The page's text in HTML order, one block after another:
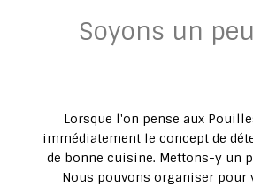
Soyons un
Lorsque l'on pense aux
immédiatement le concept de
de bonne cuisine. Mettons-y un
Nous pouvons organiser pour